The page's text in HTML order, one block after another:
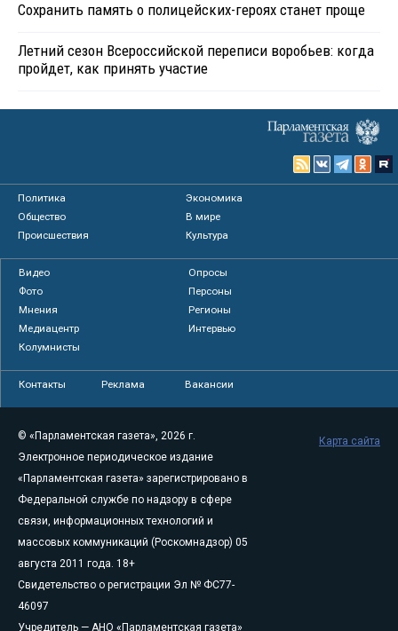
Сохранить память о полицейских-героях станет проще
Летний сезон Всероссийской переписи воробьев: когда
пройдет, как принять участие
Политика
Экономика
Общество
В мире
Происшествия
Культура
Видео
Опросы
Фото
Персоны
Мнения
Регионы
Медиацентр
Интервью
Колумнисты
Контакты Реклама Вакансии
© «Парламентская газета», 2026 г.
Электронное периодическое издание
«Парламентская газета» зарегистрировано в
Федеральной службе по надзору в сфере
связи, информационных технологий и
массовых коммуникаций (Роскомнадзор) 05
августа 2011 года. 18+
Свидетельство о регистрации Эл № ФС77-
46097
Учредитель — АНО «Парламентская газета»
Карта сайта